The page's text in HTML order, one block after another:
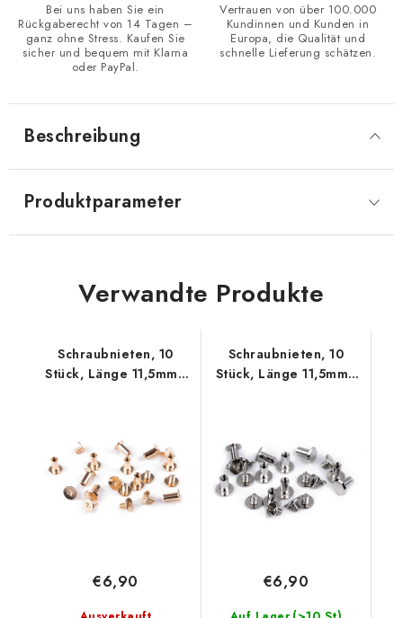
Bei uns haben Sie ein
Rückgaberecht von 14 Tagen –
ganz ohne Stress. Kaufen Sie
sicher und bequem mit Klarna
oder PayPal.
Vertrauen von über 100.000
Kundinnen und Kunden in
Europa, die Qualität und
schnelle Lieferung schätzen.
Beschreibung
Produktparameter
Verwandte Produkte
Schraubnieten, 10
Stück, Länge 11,5mm -
€6,90
Schraubnieten, 10
Stück, Länge 11,5mm -
€6,90